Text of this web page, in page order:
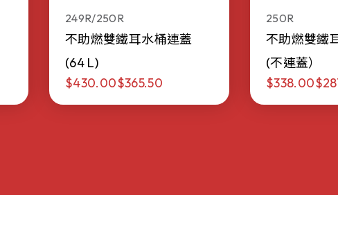
249R/250R
不助燃雙鐵耳水桶連蓋
(64 L)
$430.00$365.50
250R
不助燃雙鐵
(不連蓋）
$338.00